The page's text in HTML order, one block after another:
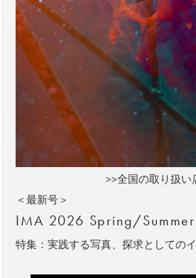
>>全国の取り扱い
＜最新号＞
IMA 2026 Spring/
特集：実践する写真、探求としての